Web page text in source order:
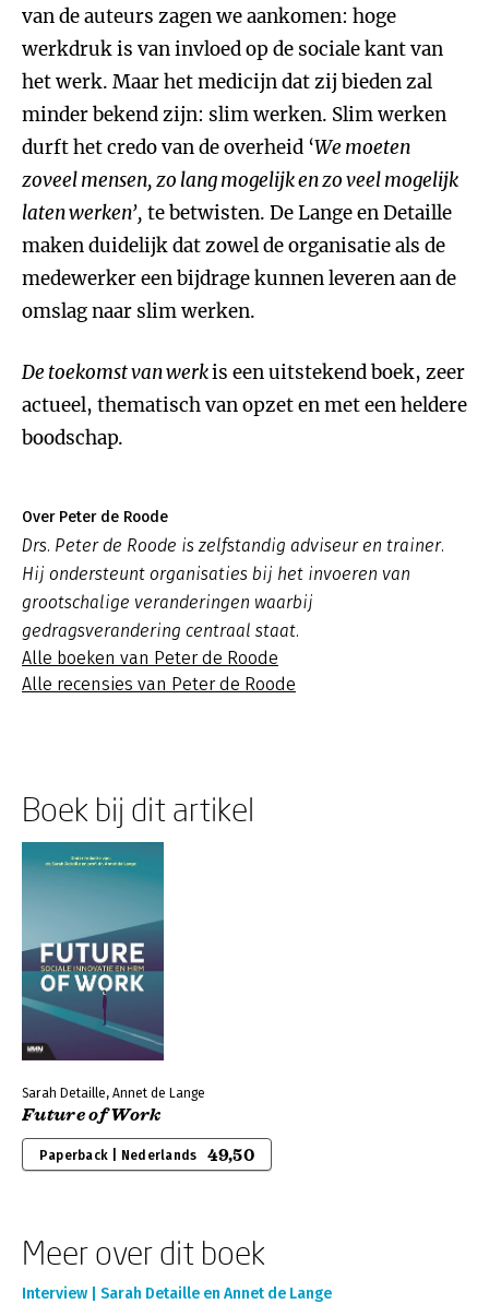
van de auteurs zagen we aankomen: hoge
werkdruk is van invloed op de sociale kant van
het werk. Maar het medicijn dat zij bieden zal
minder bekend zijn: slim werken. Slim werken
durft het credo van de overheid ‘We moeten
zoveel mensen, zo lang mogelijk en zo veel mogelijk
laten werken’, te betwisten. De Lange en Detaille
maken duidelijk dat zowel de organisatie als de
medewerker een bijdrage kunnen leveren aan de
omslag naar slim werken.
De toekomst van werkis een uitstekend boek, zeer
actueel, thematisch van opzet en met een heldere
boodschap.
Over Peter de Roode
Drs. Peter de Roode is zelfstandig adviseur en trainer.
Hij ondersteunt organisaties bij het invoeren van
grootschalige veranderingen waarbij
gedragsverandering centraal staat.
Alle boeken van Peter de Roode
Alle recensies van Peter de Roode
Boek bij dit artikel
Sarah Detaille, Annet de Lange
Future of Work
Paperback | Nederlands 49,50
Meer over dit boek
Interview | Sarah Detaille en Annet de Lange